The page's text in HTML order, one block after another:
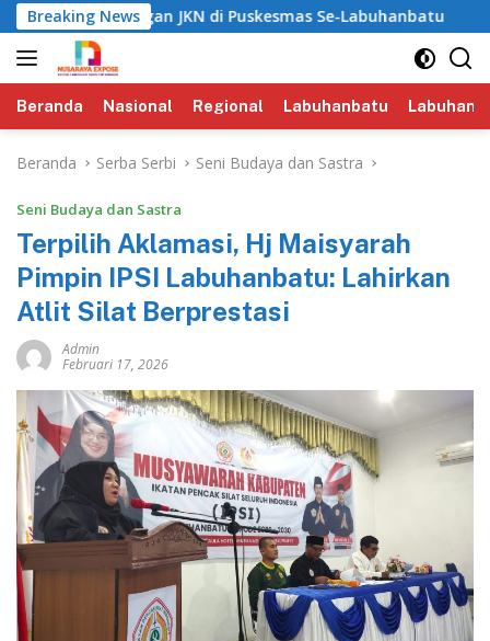
Langsung
ke
konten
Breaking NewsJKN di Puskesmas Se-Labuhanbatu‎‎
Beranda Nasional Regional Labuhanbatu
Beranda Serba Serbi Seni Budaya dan Sastra
Seni Budaya dan Sastra
‎Terpilih Aklamasi, Hj Maisyarah
Pimpin IPSI Labuhanbatu: Lahirkan
Atlit Silat Berprestasi
Admin
Februari 17, 2026